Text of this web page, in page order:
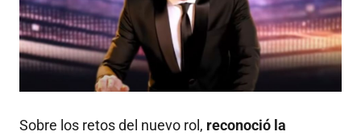
Sobre los retos del nuevo rol, reconoció la